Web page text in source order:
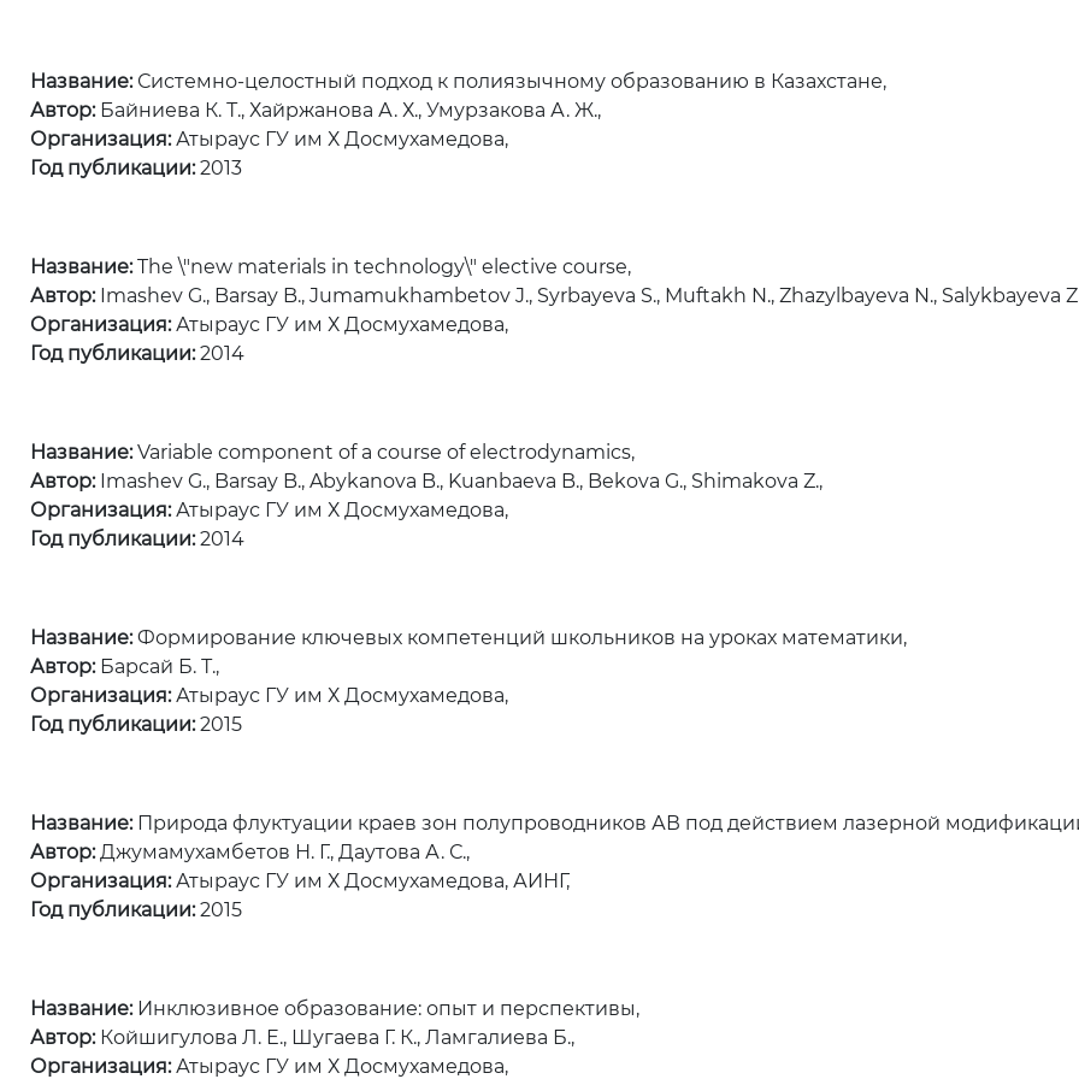
Название:Системно-целостный подход к полиязычному образованию в Казахстане,
Автор:Байниева К. Т., Хайржанова А. Х., Умурзакова А. Ж.,
Организация:Атыраус ГУ им Х Досмухамедова,
Год публикации:2013
Название:The \"new materials in technology\" elective course,
Автор:Imashev G., Barsay B., Jumamukhambetov J., Syrbayeva S., Muftakh N., Zhazylbayeva N., Salykbayeva
Организация:Атыраус ГУ им Х Досмухамедова,
Год публикации:2014
Название:Variable component of a course of electrodynamics,
Автор:Imashev G., Barsay B., Abykanova B., Kuanbaeva B., Bekova G., Shimakova Z.,
Организация:Атыраус ГУ им Х Досмухамедова,
Год публикации:2014
Название:Формирование ключевых компетенций школьников на уроках математики,
Автор:Барсай Б. Т.,
Организация:Атыраус ГУ им Х Досмухамедова,
Год публикации:2015
Название:Природа флуктуации краев зон полупроводников АВ под действием лазерной
Автор:Джумамухамбетов Н. Г., Даутова А. С.,
Организация:Атыраус ГУ им Х Досмухамедова, АИНГ,
Год публикации:2015
Название:Инклюзивное образование: опыт и перспективы,
Автор:Койшигулова Л. Е., Шугаева Г. К., Ламгалиева Б.,
Организация:Атыраус ГУ им Х Досмухамедова,